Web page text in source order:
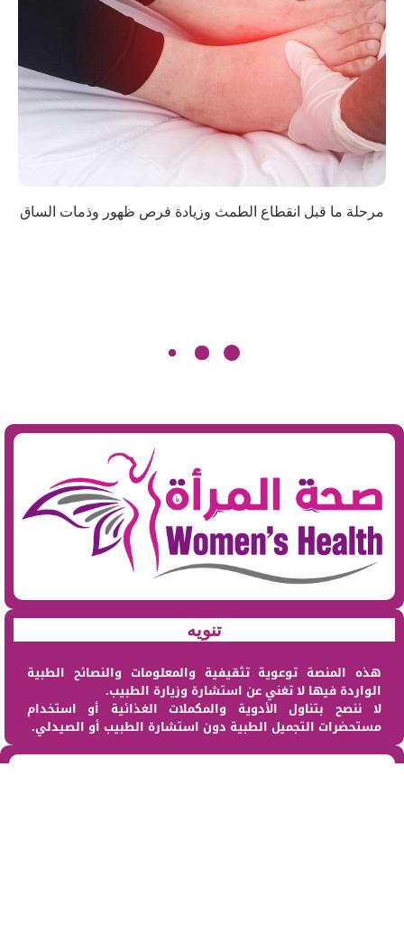
مرحلة ما قبل انقطاع الطمث وزيادة فرص ظهور وذمات الساق
تنويه
هذه المنصة توعوية تثقيفية والمعلومات والنصائح الطبية
الواردة فيها لا تغني عن استشارة وزيارة الطبيب.
لا ننصح بتناول الأدوية والمكملات الغذائية أو استخدام
مستحضرات التجميل الطبية دون استشارة الطبيب أو الصيدلي.